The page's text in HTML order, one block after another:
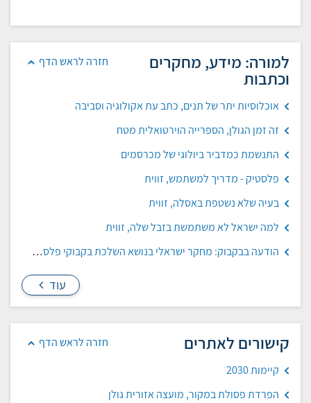
חזרה לראש הדף למורה: מידע, מחקרים
וכתבות
אוכלוסיות יתר של תנים, כתב עת אקולוגיה וסביבה
זה זמן הגולן, הספרייה הוירטואלית מטח
התנשמת כמדביר ביולוגי של מכרסמים
פלסטיק - מדריך למשתמש, זווית
בעיה שלא נשטפת באסלה, זווית
למה ישראל לא משתמשת בזבל שלה, זווית
הודעה בבקבוק: מחקר ישראלי בנושא השלכת בקבוקי פלסטיק לים
עוד
חזרה לראש הדף קישורים לאתרים
קיימות 2030
הפרדת פסולת במקור, מועצה אזורית גולן